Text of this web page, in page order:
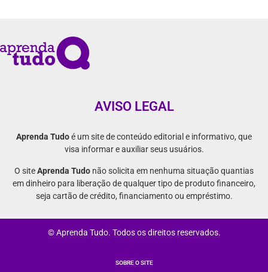
AVISO LEGAL
Aprenda Tudoé um site de conteúdo editorial e informativo, que
visa informar e auxiliar seus usuários.
O siteAprenda Tudo não solicita em nenhuma situação quantias
em dinheiro para liberação de qualquer tipo de produto financeiro,
seja cartão de crédito, financiamento ou empréstimo.
© Aprenda Tudo. Todos os direitos reservados.
SOBRE O SITE